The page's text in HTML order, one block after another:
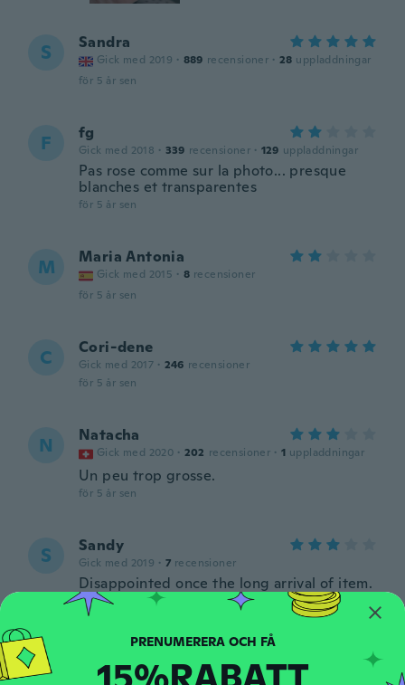
S Sandra
Gick med 2019 · 889 recensioner · 28 uppladdningar
för 5 år sen
F fg
Gick med 2018 · 339 recensioner · 129 uppladdningar
Pas rose comme sur la photo... presque
blanches et transparentes
för 5 år sen
M Maria Antonia
Gick med 2015 · 8 recensioner
för 5 år sen
C Cori-dene
Gick med 2017 · 246 recensioner
för 5 år sen
N Natacha
Gick med 2020 · 202 recensioner · 1 uppladdningar
Un peu trop grosse.
för 5 år sen
S Sandy
Gick med 2019 · 7 recensioner
Disappointed once the long arrival of item.
Not very pink more on the white side and
quite large. Item in picture looked much
för 5 år sen PRENUMERERA OCH FÅ